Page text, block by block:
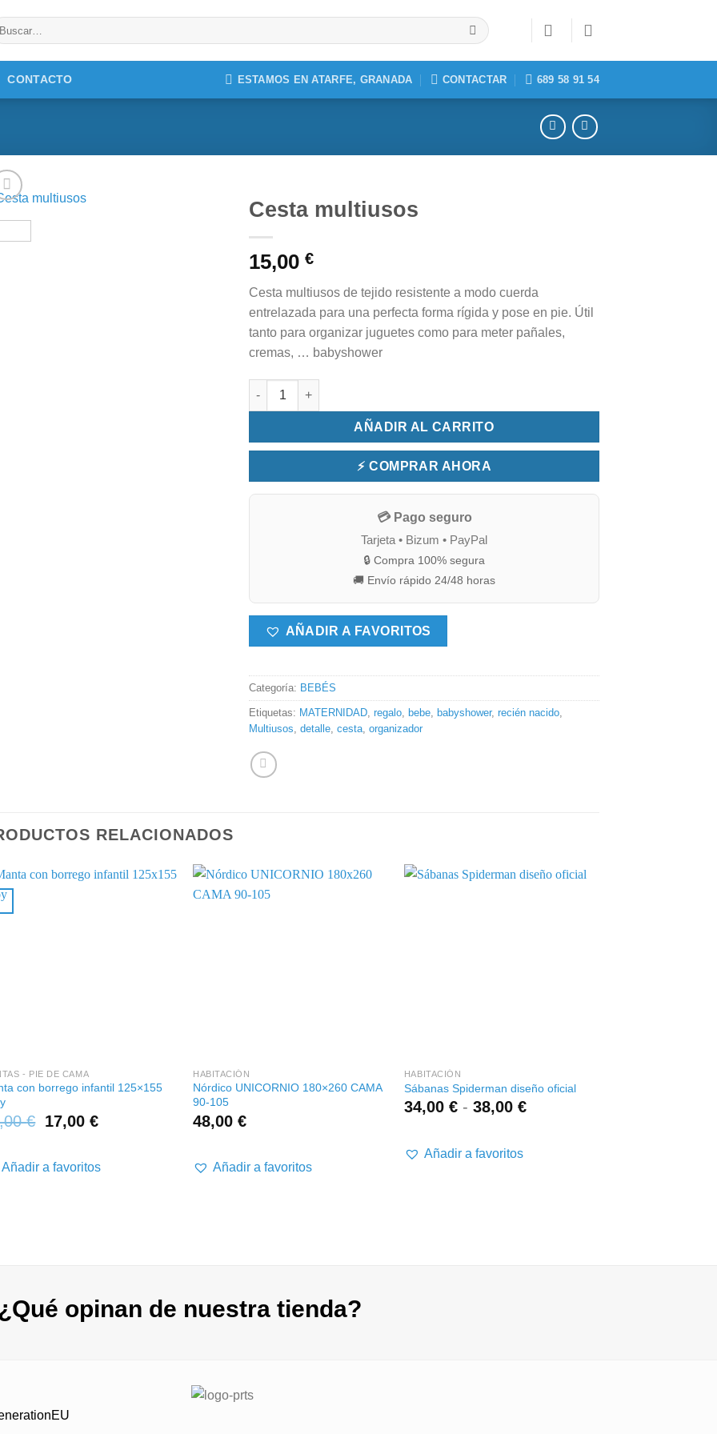
CONTACTO ESTAMOS EN ATARFE, GRANADA CONTACTAR 689 58 91 54
Cesta multiusos
15,00€
Cesta multiusos de tejido resistente a modo cuerda
entrelazada para una perfecta forma rígida y pose en pie. Útil
tanto para organizar juguetes como para meter pañales,
cremas, … babyshower
Cesta multiusos cantidad
AÑADIR AL CARRITO
⚡ COMPRAR AHORA
💳 Pago seguro
Tarjeta • Bizum • PayPal
🔒 Compra 100% segura
🚚 Envío rápido 24/48 horas
AÑADIR A FAVORITOS
Categoría: BEBÉS
Etiquetas: MATERNIDAD,regalo, bebe, babyshower,recién nacido,
Multiusos,detalle,cesta,organizador
RELACIONADOS
- PIE DE CAMA
con borrego infantil 125×155
€ 17,00€
Añadir a favoritos
HABITACIÓN
Nórdico UNICORNIO 180×260 CAMA
90-105
48,00€
Añadir a favoritos
HABITACIÓN
Sábanas Spiderman diseño oficial
34,00 € - 38,00 €Rango
Añadir a favoritos
opinan de nuestra tienda?